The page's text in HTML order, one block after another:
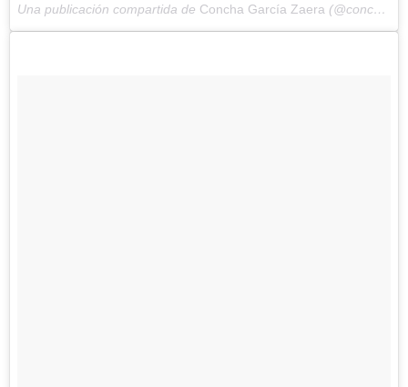
Una publicación compartida de Concha García Zaera (@conchagzaera) el